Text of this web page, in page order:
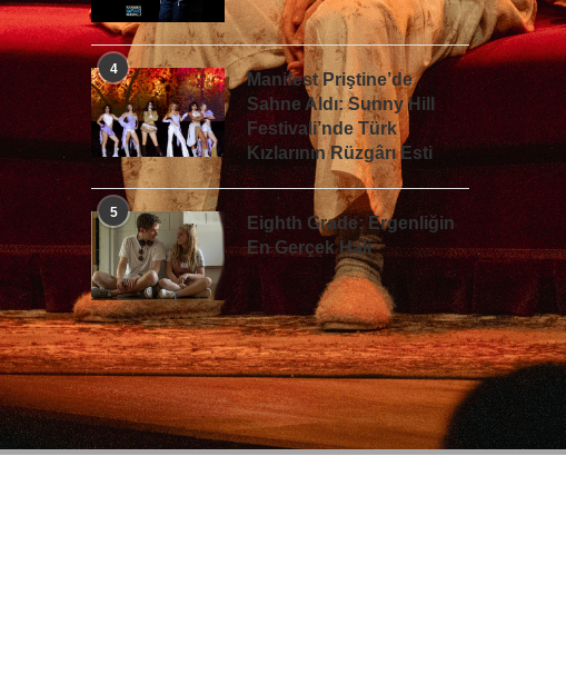
4
Manifest Priştine’de
Sahne Aldı: Sunny Hill
Festivali’nde Türk
Kızlarının Rüzgârı Esti
5
Eighth Grade: Ergenliğin
En Gerçek Hali